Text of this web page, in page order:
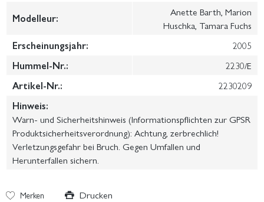
Modelleur:
Anette Barth, Marion
Huschka, Tamara Fuchs
Erscheinungsjahr:
2005
Hummel-Nr.:
2230/E
Artikel-Nr.:
2230209
Hinweis:
Warn- und Sicherheitshinweis (Informationspflichten zur GPSR
Produktsicherheitsverordnung): Achtung, zerbrechlich!
Verletzungsgefahr bei Bruch. Gegen Umfallen und
Herunterfallen sichern.
Merken Drucken